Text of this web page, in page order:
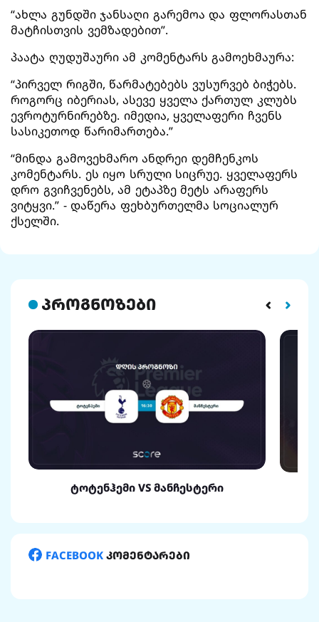
“ახლა გუნდში ჯანსაღი გარემოა და ფლორასთან
მატჩისთვის ვემზადებით”.
პაატა ღუდუშაური ამ კომენტარს გამოეხმაურა:
“პირველ რიგში, წარმატებებს ვუსურვებ ბიჭებს.
როგორც იბერიას, ასევე ყველა ქართულ კლუბს
ევროტურნირებზე. იმედია, ყველაფერი ჩვენს
სასიკეთოდ წარიმართება.”
“მინდა გამოვეხმარო ანდრეი დემჩენკოს
კომენტარს. ეს იყო სრული სიცრუე. ყველაფერს
დრო გვიჩვენებს, ამ ეტაპზე მეტს არაფერს
ვიტყვი.” - დაწერა ფეხბურთელმა სოციალურ
ქსელში.
პროგნოზები
ტოტენჰემი VS მანჩესტერი
FACEBOOK კომენტარები